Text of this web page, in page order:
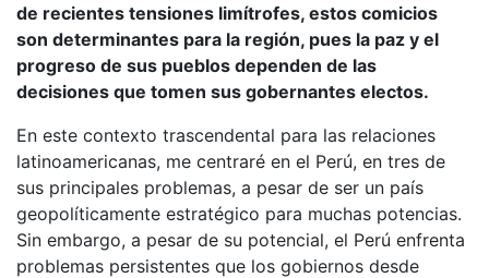
de recientes tensiones limítrofes, estos comicios
son determinantes para la región, pues la paz y el
progreso de sus pueblos dependen de las
decisiones que tomen sus gobernantes electos.
En este contexto trascendental para las relaciones
latinoamericanas, me centraré en el Perú, en tres de
sus principales problemas, a pesar de ser un país
geopolíticamente estratégico para muchas potencias.
Sin embargo, a pesar de su potencial, el Perú enfrenta
problemas persistentes que los gobiernos desde